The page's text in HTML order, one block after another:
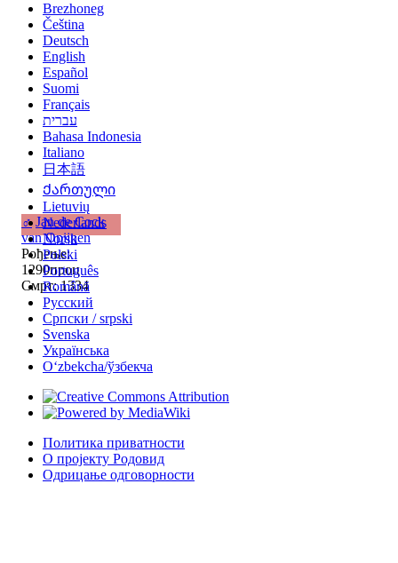
♂ Jan de Cock
van Opijnen
Рођење:
1290проц
Смрт: 1334
Brezhoneg
Čeština
Deutsch
English
Español
Suomi
Français
עברית
Bahasa Indonesia
Italiano
日本語
Ქართული
Lietuvių
Nederlands
Norsk
Polski
Português
Română
Русский
Српски / srpski
Svenska
Українська
Oʻzbekcha/ўзбекча
Политика приватности
О пројекту Родовид
Одрицање одговорности